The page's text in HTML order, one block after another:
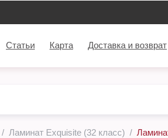
Статьи Карта Доставка и возврат
Ламинат Exquisite (32 класс)